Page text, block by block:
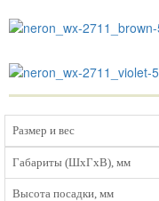
Размер и вес
Габариты (ШхГхB), мм
Высота посадки, мм